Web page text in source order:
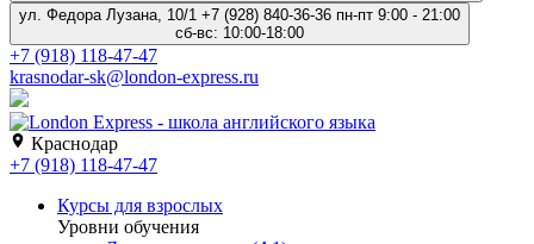
ул. Федора Лузана, 10/1 +7 (928) 840-36-36 пн-пт 9:00 - 21:00
сб-вс: 10:00-18:00
+7 (918) 118-47-47
krasnodar-sk@london-express.ru
Краснодар
+7 (918) 118-47-47
Курсы для взрослых
Уровни обучения